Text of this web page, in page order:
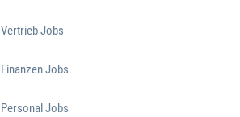
Vertrieb Jobs
Finanzen Jobs
Personal Jobs